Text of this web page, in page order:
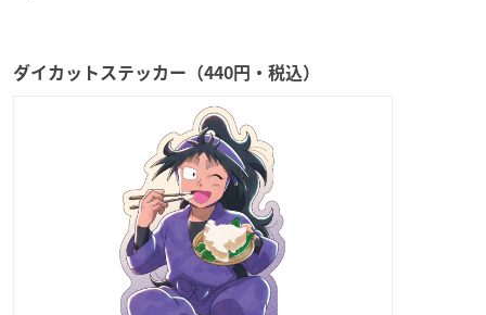
ダイカットステッカー（440円・税込）